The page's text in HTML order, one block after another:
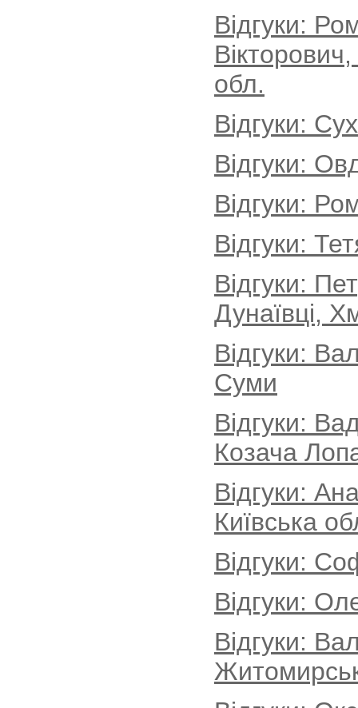
Відгуки:
обл.
Відгуки:
Відгуки:
Відгуки:
Відгуки:
Відгуки:
Дунаївці,
Відгуки:
Суми
Відгуки:
Козача
Відгуки:
Київська
Відгуки:
Відгуки:
Відгуки: